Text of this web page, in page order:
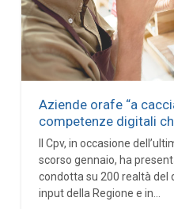
Aziende orafe “a
competenze digitali
Il Cpv, in occasione
scorso gennaio, ha
condotta su 200 realtà del
input della Regione e in...